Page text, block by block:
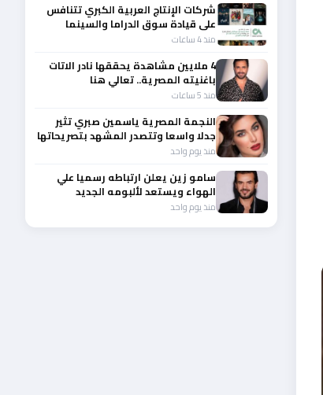
شركات الإنتاج العربية الكبري تتنافس
على قيادة سوق الدراما والسينما
والصباح في مقدمة المشهد الإقليمي
منذ 4 ساعات
4 ملايين مشاهدة يحققها نادر الاتات
باغنيته المصرية.. تعالي هنا
منذ 5 ساعات
النجمة المصرية ياسمين صبري تثير
جدلا واسعا وتتصدر المشهد بتصريحاتها
الأخيرة
منذ يوم واحد
سامو زين يعلن ارتباطه رسميا علي
الهواء ويستعد لألبومه الجديد
منذ يوم واحد